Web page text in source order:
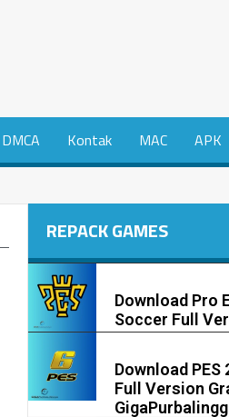
DMCA Kontak MAC APK
REPACK GAMES
Download Pro
Soccer Full
Download PES
Full Version